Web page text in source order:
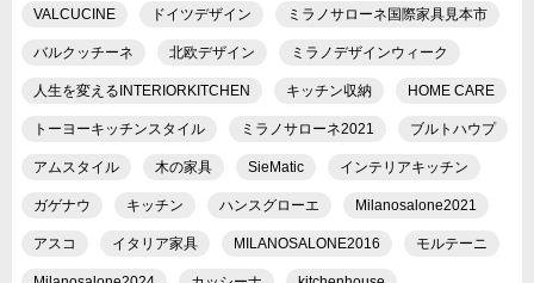
VALCUCINE ドイツデザイン ミラノサローネ国際家具見本市
バルクッチーネ 北欧デザイン ミラノデザインウィーク
人生を変えるINTERIORKITCHEN キッチン収納 HOME CARE
トーヨーキッチンスタイル ミラノサローネ2021 ブルトハウプ
アムスタイル 木の家具 SieMatic インテリアキッチン
ガゲナウ キッチン ハンスグローエ Milanosalone2021
アスコ イタリア家具 MILANOSALONE2016 モルテーニ